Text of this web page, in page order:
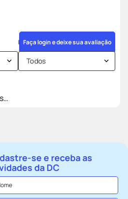
Faça login e deixe sua avaliação
Todos
se e receba as
da DC